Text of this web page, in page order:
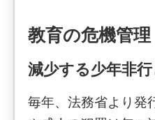
教育の危機管理
減少する少年非
毎年、法務省より発